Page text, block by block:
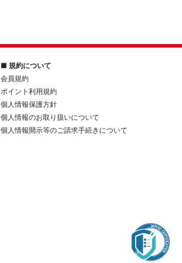
■ 規約について
会員規約
ポイント利用規約
個人情報保護方針
個人情報のお取り扱いについて
個人情報開示等のご請求手続きについて